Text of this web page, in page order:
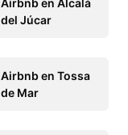
del Júcar
Airbnb en Tossa
de Mar